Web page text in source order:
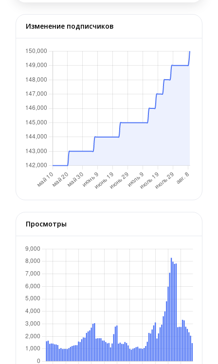
Изменение подписчиков
Просмотры